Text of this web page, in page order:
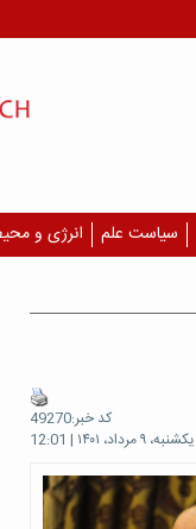
سیاست علم انرژی و
کد خبر:49270
یکشنبه، ۹ مرداد، ۱۴۰۱ | 12:01